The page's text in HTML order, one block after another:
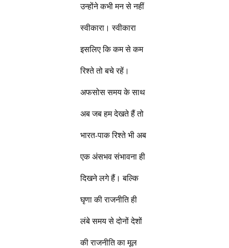
उन्होंने कभी मन से नहीं
स्वीकारा। स्वीकारा
इसलिए कि कम से कम
रिश्ते तो बचे रहें।
अफसोस समय के साथ
अब जब हम देखते हैं तो
भारत-पाक रिश्ते भी अब
एक अंसभव संभावना ही
दिखने लगे हैं। बल्कि
घृणा की राजनीति ही
लंबे समय से दोनों देशों
की राजनीति का मूल